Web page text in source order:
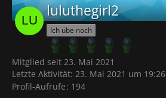
luluthegirl2
Ich übe noch
Mitglied seit 23. Mai 2021
Letzte Aktivität: 23. Mai 2021 um 19:26
Profil-Aufrufe 194